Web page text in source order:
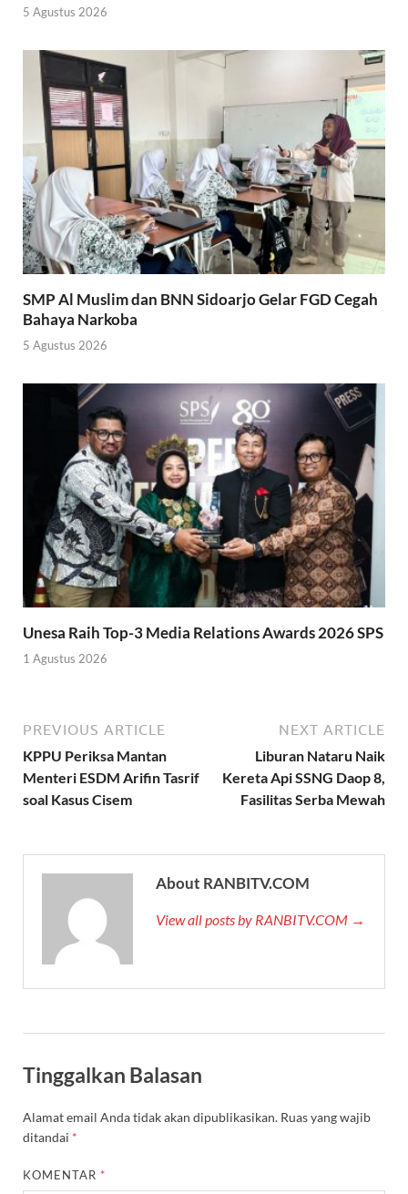
5 Agustus 2026
SMP Al Muslim dan BNN Sidoarjo Gelar FGD Cegah
Bahaya Narkoba
5 Agustus 2026
Unesa Raih Top-3 Media Relations Awards 2026 SPS
1 Agustus 2026
PREVIOUS ARTICLE
KPPU Periksa Mantan
Menteri ESDM Arifin Tasrif
soal Kasus Cisem
NEXT ARTICLE
Liburan Nataru Naik
Kereta Api SSNG Daop 8,
Fasilitas Serba Mewah
About RANBITV.COM
View all posts by RANBITV.COM →
Tinggalkan Balasan
Alamat email Anda tidak akan dipublikasikan. Ruas yang wajib
ditandai *
KOMENTAR *